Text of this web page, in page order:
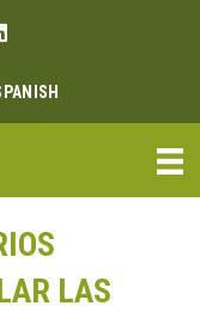
link
LAS